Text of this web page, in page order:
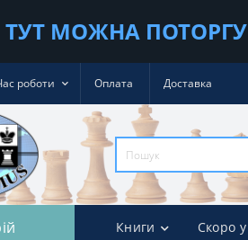
ТУТ МОЖНА
роботи Оплата Доставка
Книги Скоро